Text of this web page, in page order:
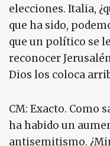
elecciones. Italia,
que ha sido,
que un político se
reconocer
Dios los coloca
CM: Exacto. Como
ha habido un
antisemitismo.